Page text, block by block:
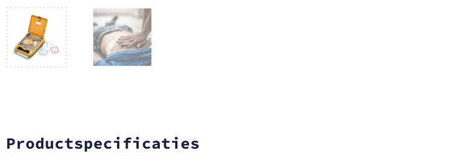
Productspecificaties